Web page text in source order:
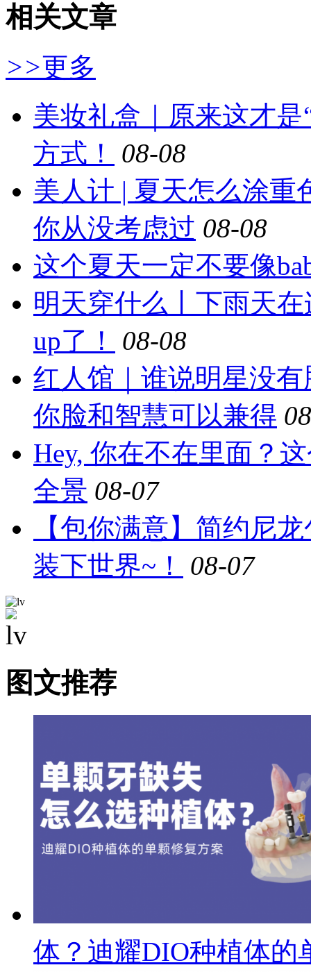
相关文章
>>更多
美妆礼盒｜原来这才
方式！
08-08
美人计 | 夏天怎么涂重
你从没考虑过 08-08
这个夏天一定不要像
明天穿什么丨下雨天
up了！
08-08
红人馆｜谁说明星没
你脸和智慧可以兼得
Hey, 你在不在里面？
全景 08-07
【包你满意】简约尼
装下世界~！
08-07
图文推荐
体？迪耀DIO种植体的